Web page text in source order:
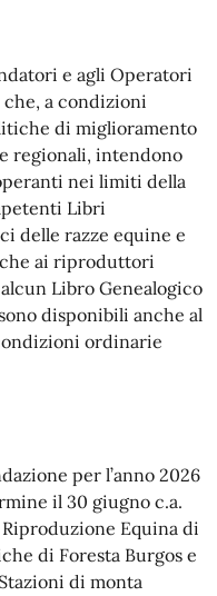
e agli Operatori
a condizioni
di miglioramento
regionali, intendono
nei limiti della
Libri
delle razze equine e
ai riproduttori
Libro Genealogico
disponibili anche al
ordinarie
per l’anno 2026
il 30 giugno c.a.
Equina di
di Foresta Burgos e
di monta